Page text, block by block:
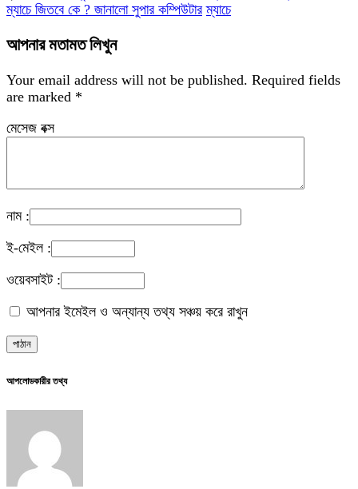
ম্যাচে জিতবে কে ? জানালো সুপার কম্পিউটার ম্যাচে
আপনার মতামত লিখুন
Your email address will not be published. Required fields
are marked *
মেসেজ বক্স
নাম :
ই-মেইল :
ওয়েবসাইট :
আপনার ইমেইল ও অন্যান্য তথ্য সঞ্চয় করে রাখুন
আপলোডকারীর তথ্য